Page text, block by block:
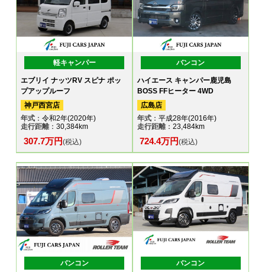
軽キャンパー
エブリイ ナッツRV スピナ ポッ
プアップルーフ
神戸西宮店
年式 ：令和2年(2020年)
走行距離：30,384km
307.7万円(税込)
バンコン
ハイエース キャンパー鹿児島
BOSS FFヒーター 4WD
広島店
年式：平成28年(2016年)
走行距離：23,484km
724.4万円(税込)
バンコン バンコン